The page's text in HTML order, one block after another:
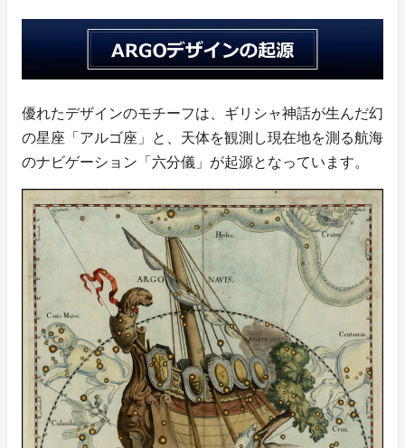
優れたデザインのモチーフは、ギリシャ神話が生んだ幻
の星座「アルゴ座」と、天体を観測し現在地を測る航海
のナビゲーション「六分儀」が起源となっています。